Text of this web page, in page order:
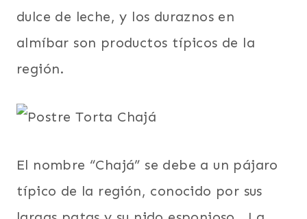
dulce de leche, y los duraznos en
almíbar son productos típicos de la
región.
El nombre “Chajá” se debe a un pájaro
típico de la región, conocido por sus